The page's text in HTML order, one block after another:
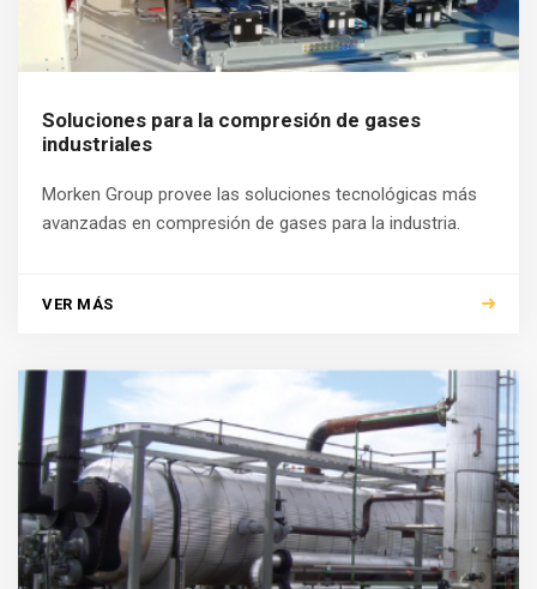
Soluciones para la compresión de gases
industriales
Morken Group provee las soluciones tecnológicas más
avanzadas en compresión de gases para la industria.
VER MÁS